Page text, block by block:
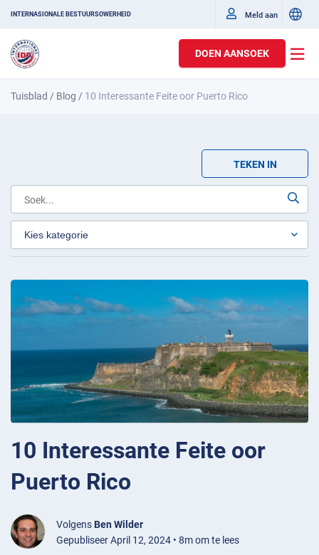
INTERNASIONALE BESTUURSOWERHEID Meld aan
DOEN AANSOEK
Tuisblad / Blog / 10 Interessante Feite oor Puerto Rico
TEKEN IN
10 Interessante Feite oor
Puerto Rico
Volgens Ben Wilder
Gepubliseer April 12, 2024 • 8m om te lees